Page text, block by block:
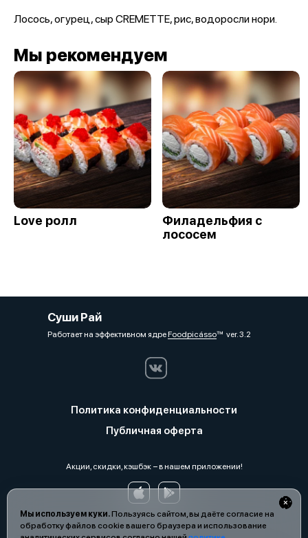
Мы используем куки.Пользуясь сайтом, вы даёте согласие на
обработку файлов cookie вашего браузера и использование
Лосось, огурец, сыр CREMETTE, рис, водоросли нори.
Мы рекомендуем
Love ролл
Филадельфия с
лососем
Суши Рай
Работает на эффективном ядреFoodpicássover. 3.2
Политика конфиденциальности
Публичная оферта
Акции, скидки, кэшбэк − в нашем приложении!